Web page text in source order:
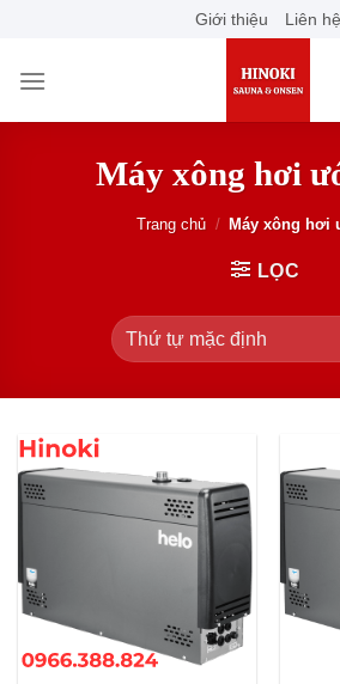
content
Giới thiệu Liên hệ
Máy xông hơi
Trang chủ / Máy xông hơi
LỌC